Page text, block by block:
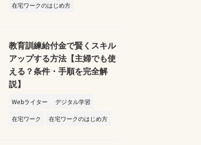
在宅ワークのはじめ方
教育訓練給付金で賢くスキル
アップする方法【主婦でも使
える？条件・手順を完全解
説】
Webライター
デジタル学習
在宅ワーク
在宅ワークのはじめ方